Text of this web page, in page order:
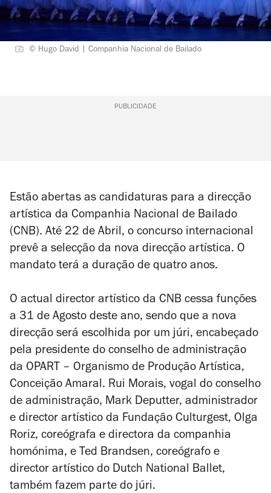
© Hugo David | Companhia Nacional de Bailado
PUBLICIDADE
Estão abertas as candidaturas para a direcção
artística da Companhia Nacional de Bailado
(CNB). Até 22 de Abril, o concurso internacional
prevê a selecção da nova direcção artística. O
mandato terá a duração de quatro anos.
O actual director artístico da CNB cessa funções
a 31 de Agosto deste ano, sendo que a nova
direcção será escolhida por um júri, encabeçado
pela presidente do conselho de administração
da OPART – Organismo de Produção Artística,
Conceição Amaral. Rui Morais, vogal do conselho
de administração, Mark Deputter, administrador
e director artístico da Fundação Culturgest, Olga
Roriz, coreógrafa e directora da companhia
homónima, e Ted Brandsen, coreógrafo e
director artístico do Dutch National Ballet,
também fazem parte do júri.